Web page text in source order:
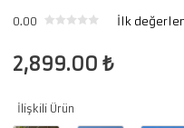
0.00 İlk
2,899.00 ₺
İlişkili Ürün